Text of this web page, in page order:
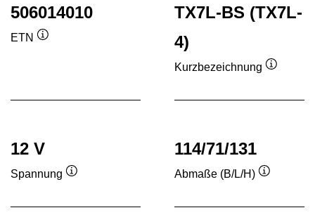
506014010
ETN
TX7L-BS (TX7L-
4)
Kurzbezeichnung
12 V
Spannung
114/71/131
Abmaße (B/L/H)